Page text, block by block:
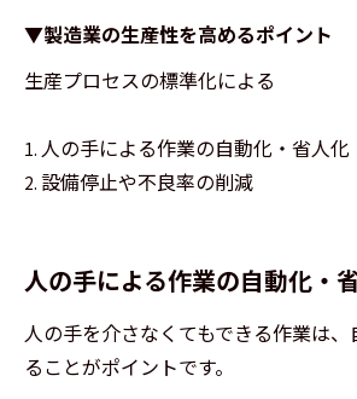
▼製造業の生産性を高めるポイント
生産プロセスの標準化による
1. 人の手による作業の自動化・省人化
2. 設備停止や不良率の削減
人の手による作業の自動化・
人の手を介さなくてもできる作業は
ることがポイントです。